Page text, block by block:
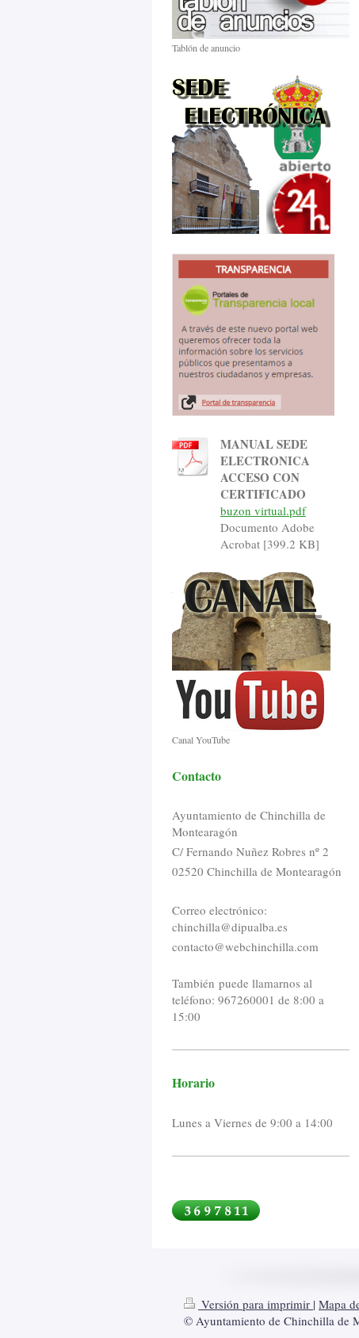
Tablón de anuncio
MANUAL SEDE
ELECTRONICA
ACCESO CON
CERTIFICADO
buzon virtual.pdf
Documento Adobe
Acrobat [399.2 KB]
Canal YouTube
Contacto
Ayuntamiento de Chinchilla de
Montearagón
C/ Fernando Nuñez Robres nº 2
02520 Chinchilla de Montearagón
Correo electrónico:
chinchilla@dipualba.es
contacto@webchinchilla.com
También puede llamarnos al
teléfono: 967260001 de 8:00 a
15:00
Horario
Lunes a Viernes de 9:00 a 14:00
Versión para imprimir | Mapa
© Ayuntamiento de Chinchilla de